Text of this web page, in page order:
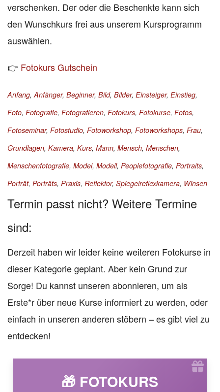
verschenken. Der oder die Beschenkte kann sich
den Wunschkurs frei aus unserem Kursprogramm
auswählen.
👉 Fotokurs Gutschein
Anfang, Anfänger, Beginner, Bild, Bilder, Einsteiger, Einstieg,
Foto, Fotografie, Fotografieren, Fotokurs, Fotokurse, Fotos,
Fotoseminar, Fotostudio, Fotoworkshop, Fotoworkshops, Frau,
Grundlagen, Kamera, Kurs, Mann, Mensch, Menschen,
Menschenfotografie, Model, Modell, Peoplefotografie, Portraits,
Porträt, Porträts, Praxis, Reflektor, Spiegelreflexkamera, Winsen
Termin passt nicht? Weitere Termine
sind:
Derzeit haben wir leider keine weiteren Fotokurse in
dieser Kategorie geplant. Aber kein Grund zur
Sorge! Du kannst unseren abonnieren, um als
Erste*r über neue Kurse informiert zu werden, oder
einfach in unseren anderen stöbern – es gibt viel zu
entdecken!
🎁 FOTOKURS